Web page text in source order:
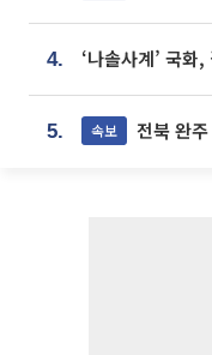
4.
5. 속보 전북 완